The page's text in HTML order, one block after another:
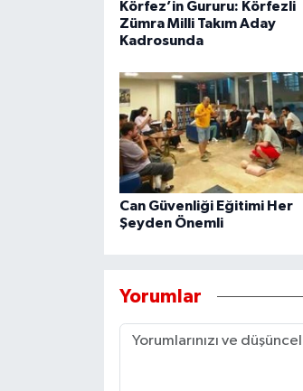
Körfez’in Gururu: Körfezli
Zümra Milli Takım Aday
Kadrosunda
Can Güvenliği Eğitimi Her
Şeyden Önemli
Yorumlar